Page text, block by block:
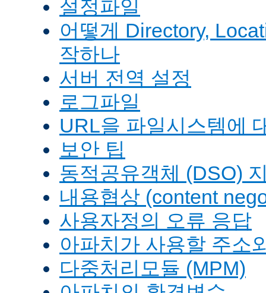
설정파일
어떻게 Directory,
작하나
서버 전역 설정
로그파일
URL을 파일시스템에
보안 팁
동적공유객체 (DSO)
내용협상 (content
사용자정의 오류 응답
아파치가 사용할 주소
다중처리모듈 (MPM)